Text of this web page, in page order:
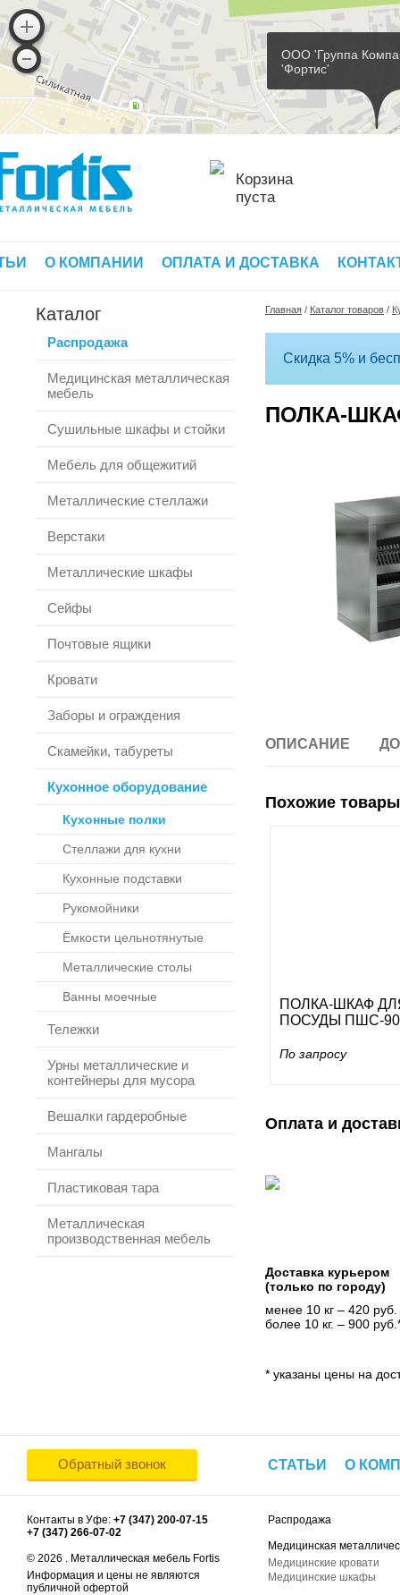
ООО 'Группа
'Фортис'
Корзина
пуста
О КОМПАНИИ ОПЛАТА И ДОСТАВКА
Каталог
Распродажа
Медицинская металлическая
мебель
Сушильные шкафы и стойки
Мебель для общежитий
Металлические стеллажи
Верстаки
Металлические шкафы
Сейфы
Почтовые ящики
Кровати
Заборы и ограждения
Скамейки, табуреты
Кухонное оборудование
Кухонные полки
Стеллажи для кухни
Кухонные подставки
Рукомойники
Ёмкости цельнотянутые
Металлические столы
Ванны моечные
Тележки
Урны металлические и
контейнеры для мусора
Вешалки гардеробные
Мангалы
Пластиковая тара
Металлическая
производственная мебель
Главная / Каталог товаров /
Скидка 5% и
ПОЛКА-
ОПИСАНИЕ
Похожие
ПОЛКА-ШКАФ
ПОСУДЫ ПШС-
По запросу
Оплата и
Доставка курьером
(только по городу)
менее 10 кг – 420 руб.
более 10 кг. – 900
* указаны цены на
Обратный звонок СТАТЬИ О
Контакты в Уфе: +7 (347) 200-07-15
+7 (347) 266-07-02
© 2026 . Металлическая мебель Fortis
Информация и цены не являются
публичной офертой
Распродажа
Медицинская
Медицинские кровати
Медицинские шкафы